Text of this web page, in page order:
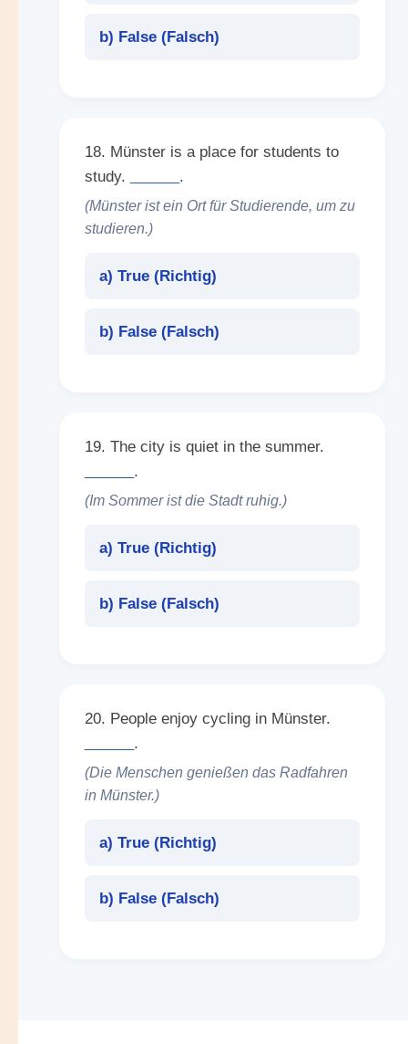
b) False (Falsch)
18. Münster is a place for students to
study.
.
(Münster ist ein Ort für Studierende, um zu
studieren.)
a) True (Richtig)
b) False (Falsch)
19. The city is quiet in the summer.
.
(Im Sommer ist die Stadt ruhig.)
a) True (Richtig)
b) False (Falsch)
20. People enjoy cycling in Münster.
.
(Die Menschen genießen das Radfahren
in Münster.)
a) True (Richtig)
b) False (Falsch)